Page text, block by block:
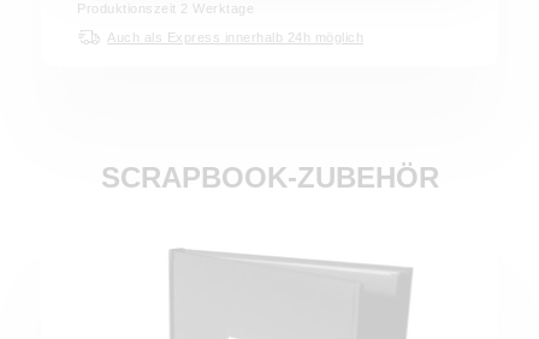
Produktionszeit 2 Werktage
Auch als Express innerhalb 24h möglich
SCRAPBOOK-ZUBEHÖR